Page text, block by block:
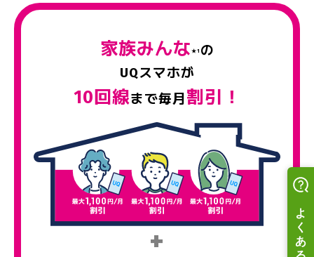
家族みんな ★1 の
UQスマホが
10回線まで毎月 割引！
+